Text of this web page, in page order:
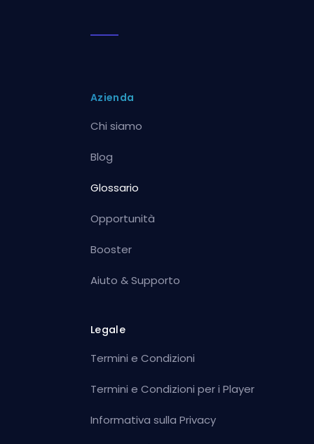
Azienda
Chi siamo
Blog
Glossario
Opportunità
Booster
Aiuto & Supporto
Legale
Termini e Condizioni
Termini e Condizioni per i Player
Informativa sulla Privacy